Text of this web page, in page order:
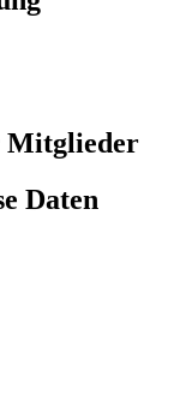
Mitglieder
Daten